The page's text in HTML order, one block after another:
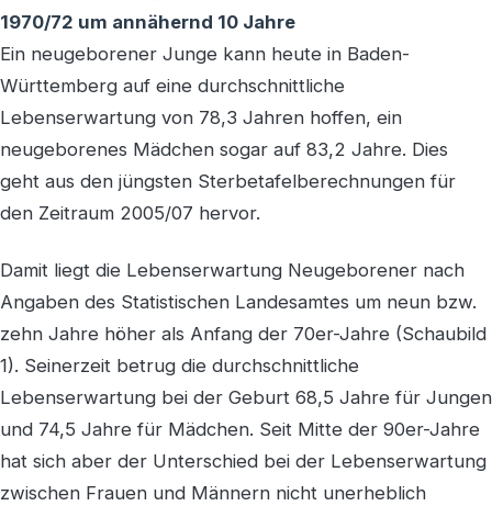
1970/72 um annähernd 10 Jahre
Ein neugeborener Junge kann heute in Baden-
Württemberg auf eine durchschnittliche
Lebenserwartung von 78,3 Jahren hoffen, ein
neugeborenes Mädchen sogar auf 83,2 Jahre. Dies
geht aus den jüngsten Sterbetafelberechnungen für
den Zeitraum 2005/07 hervor.
Damit liegt die Lebenserwartung Neugeborener nach
Angaben des Statistischen Landesamtes um neun bzw.
zehn Jahre höher als Anfang der 70er-Jahre (Schaubild
1). Seinerzeit betrug die durchschnittliche
Lebenserwartung bei der Geburt 68,5 Jahre für Jungen
und 74,5 Jahre für Mädchen. Seit Mitte der 90er-Jahre
hat sich aber der Unterschied bei der Lebenserwartung
zwischen Frauen und Männern nicht unerheblich